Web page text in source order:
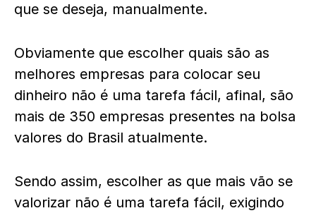
que se deseja, manualmente.
Obviamente que escolher quais são as
melhores empresas para colocar seu
dinheiro não é uma tarefa fácil, afinal, são
mais de 350 empresas presentes na bolsa
valores do Brasil atualmente.
Sendo assim, escolher as que mais vão se
valorizar não é uma tarefa fácil, exigindo